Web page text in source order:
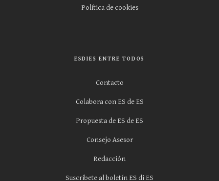
Política de cookies
ESDIES ENTRE TODOS
Contacto
Colabora con ES de ES
Propuesta de ES de ES
Consejo Asesor
Redacción
Suscríbete al boletín ES di ES